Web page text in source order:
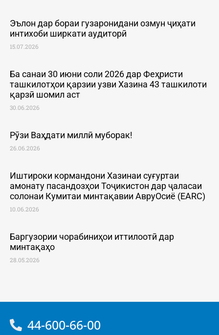
Эълон дар бораи гузаронидани озмун ҷиҳати
интихоби ширкати аудиторӣ
15.07.2026
Ба санаи 30 июни соли 2026 дар Феҳристи
ташкилотҳои қарзии узви Хазина 43 ташкилоти
қарзӣ шомил аст
30.06.2026
Рӯзи Ваҳдати миллӣ муборак!
26.06.2026
Иштироки кормандони Хазинаи суғуртаи
амонату пасандозҳои Тоҷикистон дар ҷаласаи
солонаи Кумитаи минтақавии АвруОсиё (EARC)
10.06.2026
Баргузории чорабиниҳои иттилоотӣ дар
минтақаҳо
28.05.2026
44-600-66-00